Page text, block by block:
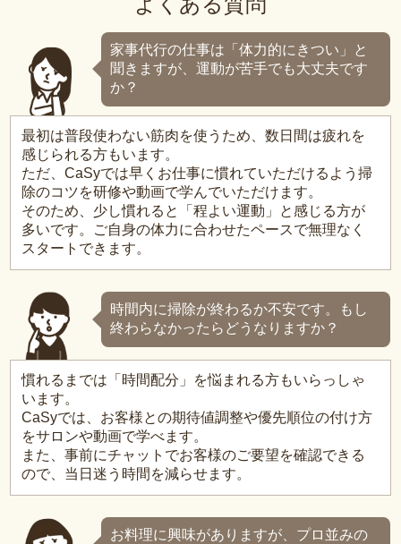
家事代行の仕事は「体力的にきつい」と
聞きますが、運動が苦手でも大丈夫です
か？
最初は普段使わない筋肉を使うため、数日間は疲れを
感じられる方もいます。
ただ、CaSyでは早くお仕事に慣れていただけるよう掃
除のコツを研修や動画で学んでいただけます。
そのため、少し慣れると「程よい運動」と感じる方が
多いです。ご自身の体力に合わせたペースで無理なく
スタートできます。
時間内に掃除が終わるか不安です。もし
終わらなかったらどうなりますか？
慣れるまでは「時間配分」を悩まれる方もいらっしゃ
います。
CaSyでは、お客様との期待値調整や優先順位の付け方
をサロンや動画で学べます。
また、事前にチャットでお客様のご要望を確認できる
ので、当日迷う時間を減らせます。
お料理に興味がありますが、プロ並みの